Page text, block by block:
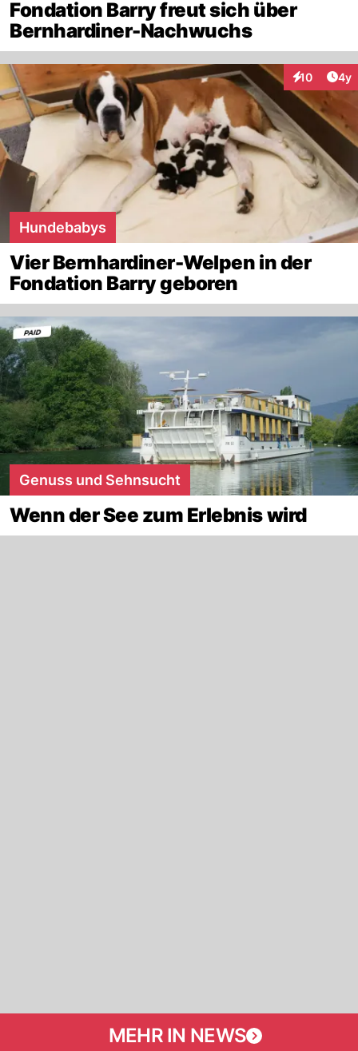
Fondation Barry freut sich über
Bernhardiner-Nachwuchs
10 4y
Hundebabys
Vier Bernhardiner-Welpen in der
Fondation Barry geboren
Genuss und Sehnsucht
Wenn der See zum Erlebnis wird
MEHR IN NEWS